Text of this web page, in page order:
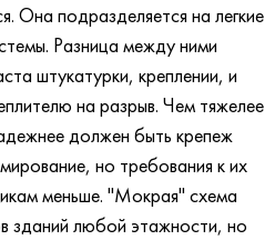
Она подразделяется на легкие
Разница между ними
штукатурки, креплении, и
на разрыв. Чем тяжелее
должен быть крепеж
но требования к их
меньше. "Мокрая" схема
зданий любой этажности, но